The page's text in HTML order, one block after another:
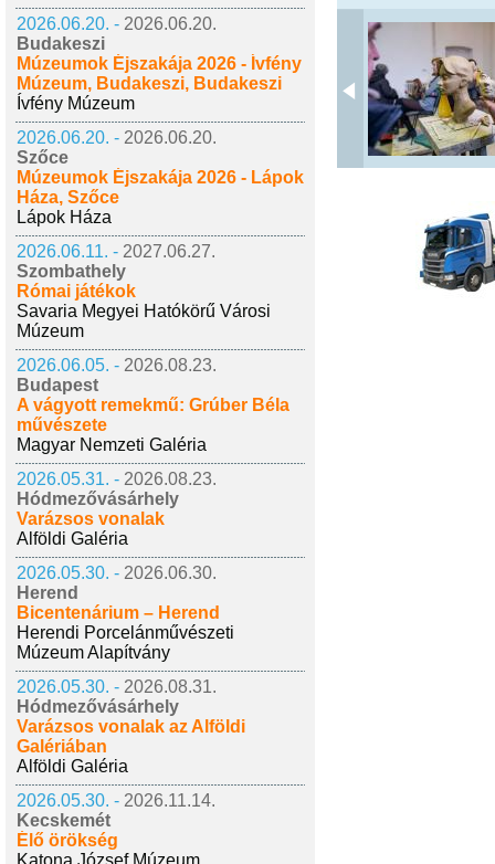
2026.06.20. - 2026.06.20.
Budakeszi
Múzeumok Éjszakája 2026 - Ívfény
Múzeum, Budakeszi, Budakeszi
Ívfény Múzeum
2026.06.20. - 2026.06.20.
Szőce
Múzeumok Éjszakája 2026 - Lápok
Háza, Szőce
Lápok Háza
2026.06.11. - 2027.06.27.
Szombathely
Római játékok
Savaria Megyei Hatókörű Városi
Múzeum
2026.06.05. - 2026.08.23.
Budapest
A vágyott remekmű: Grúber Béla
művészete
Magyar Nemzeti Galéria
2026.05.31. - 2026.08.23.
Hódmezővásárhely
Varázsos vonalak
Alföldi Galéria
2026.05.30. - 2026.06.30.
Herend
Bicentenárium – Herend
Herendi Porcelánművészeti
Múzeum Alapítvány
2026.05.30. - 2026.08.31.
Hódmezővásárhely
Varázsos vonalak az Alföldi
Galériában
Alföldi Galéria
2026.05.30. - 2026.11.14.
Kecskemét
Élő örökség
Katona József Múzeum